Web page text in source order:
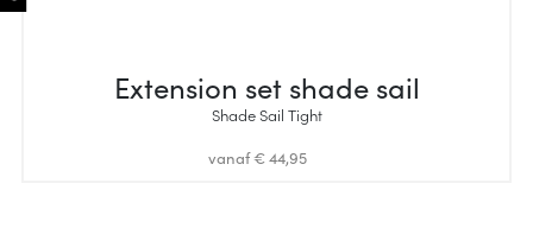
Extension set shade sail
Shade Sail Tight
vanaf € 44,95